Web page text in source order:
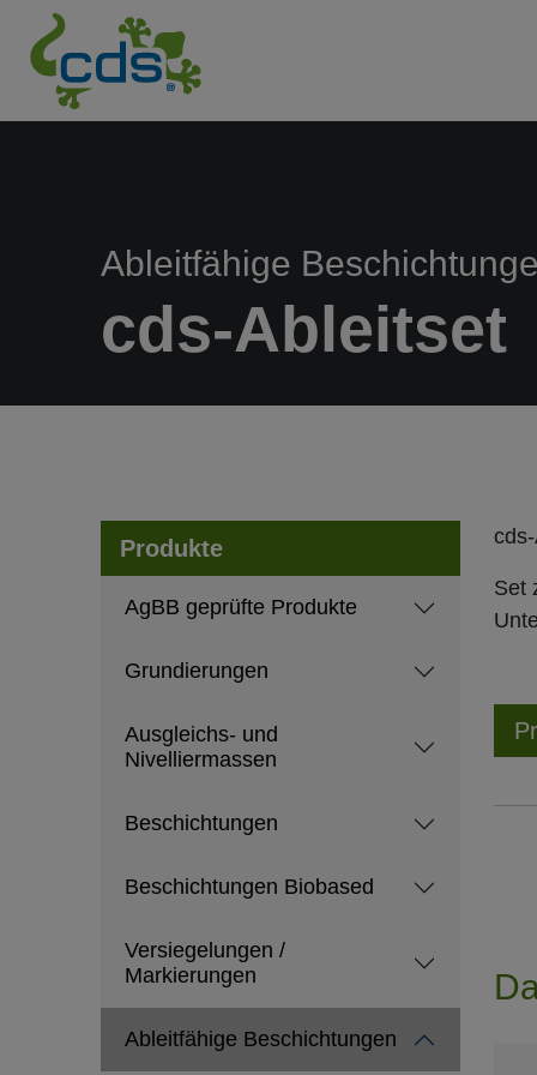
Ableitfähige
cds-Ableitset
Produkte
AgBB geprüfte Produkte
Grundierungen
Ausgleichs- und
Nivelliermassen
Beschichtungen
Beschichtungen Biobased
Versiegelungen /
Markierungen
Ableitfähige Beschichtungen
Set